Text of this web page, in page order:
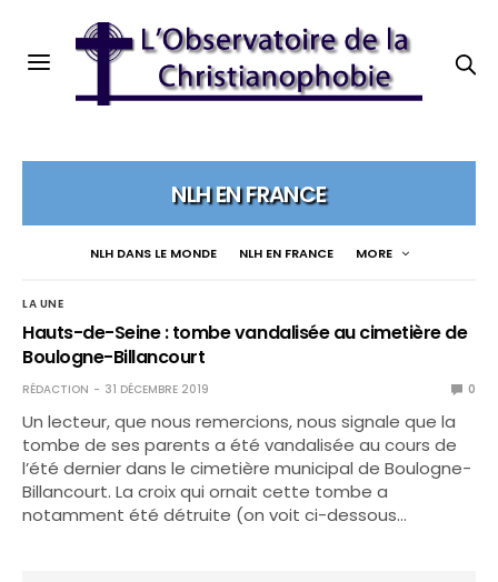
NLH EN FRANCE
NLH DANS LE MONDE NLH EN FRANCE MORE
LA UNE
Hauts-de-Seine : tombe vandalisée au cimetière de
Boulogne-Billancourt
RÉDACTION 31 DÉCEMBRE 2019 0
Un lecteur, que nous remercions, nous signale que la
tombe de ses parents a été vandalisée au cours de
l’été dernier dans le cimetière municipal de Boulogne-
Billancourt. La croix qui ornait cette tombe a
notamment été détruite (on voit ci-dessous…